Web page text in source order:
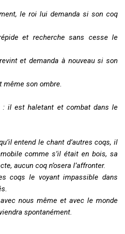
le roi lui demanda si son coq
et recherche sans cesse le
et demanda à nouveau si son
même son ombre.
: il est haletant et combat dans le
entend le chant d’autres coqs, il
comme s’il était en bois, sa
aucun coq n’osera l’affronter.
coqs le voyant impassible dans
nous même et avec le monde
spontanément.